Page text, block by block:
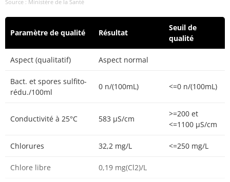
Source : Ministère de la Santé
Paramètre de qualité Résultat
Seuil de
qualité
Aspect (qualitatif) Aspect normal
Bact. et spores sulfito-
rédu./100ml
0 n/(100mL) <=0 n/(100mL)
Conductivité à 25°C 583 µS/cm
>=200 et
<=1100 µS/cm
Chlorures 32,2 mg/L <=250 mg/L
Chlore libre 0,19 mg(Cl2)/L